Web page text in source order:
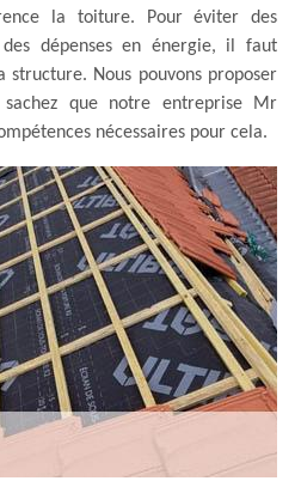
la toiture. Pour éviter des
dépenses en énergie, il faut
Nous pouvons proposer
que notre entreprise Mr
nécessaires pour cela.